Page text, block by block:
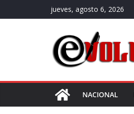
al
jueves, agosto 6, 2026
NACIONAL